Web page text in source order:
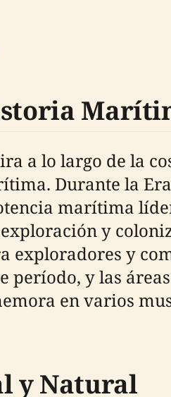
a lo largo de la
Durante la
marítima
y
y
y las
en varios
y Natural